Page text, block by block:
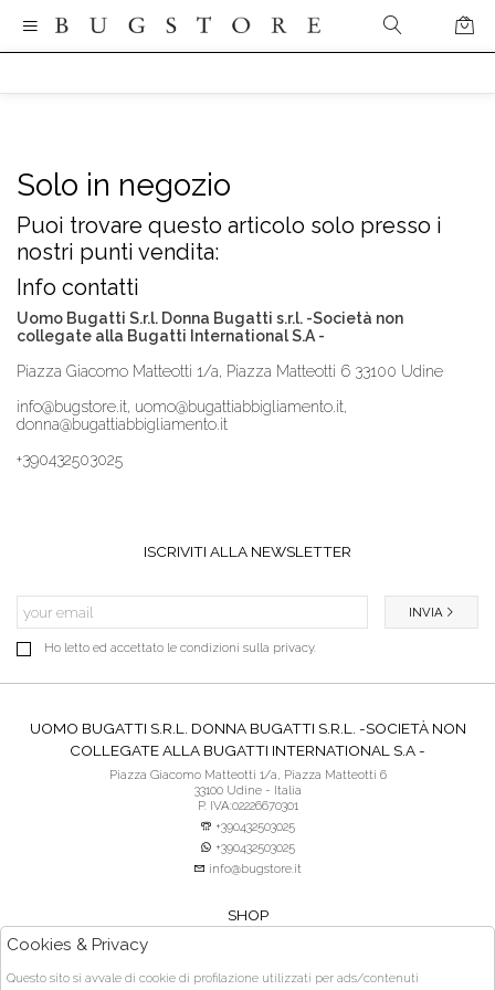
Solo in negozio
Puoi trovare questo articolo solo presso i
nostri punti vendita:
Info contatti
Uomo Bugatti S.r.l. Donna Bugatti s.r.l. -Società non
collegate alla Bugatti International S.A -
Piazza Giacomo Matteotti 1/a, Piazza Matteotti 6 33100 Udine
info@bugstore.it, uomo@bugattiabbigliamento.it,
donna@bugattiabbigliamento.it
+390432503025
ISCRIVITI ALLA NEWSLETTER
Ho letto ed accettato le condizioni sulla privacy.
INVIA
UOMO BUGATTI S.R.L. DONNA BUGATTI S.R.L. -SOCIETÀ NON
COLLEGATE ALLA BUGATTI INTERNATIONAL S.A -
Piazza Giacomo Matteotti 1/a, Piazza Matteotti 6
33100 Udine - Italia
P. IVA:02226670301
+390432503025
+390432503025
info@bugstore.it
SHOP
ACQUISTO SICURO
Cookies & Privacy
Questo sito si avvale di cookie di profilazione utilizzati per ads/contenuti